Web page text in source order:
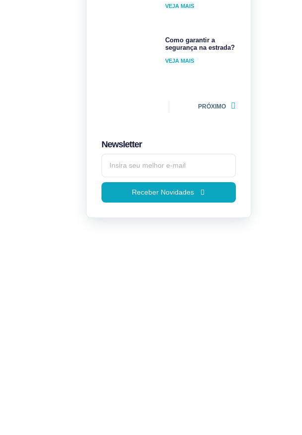
VEJA MAIS
Como garantir a
segurança na estrada?
VEJA MAIS
PRÓXIMO
Newsletter
Receber Novidades